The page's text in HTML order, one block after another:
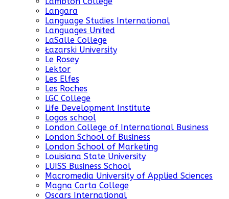
Langara
Language Studies International
Languages United
LaSalle College
Łazarski University
Le Rosey
Lektor
Les Elfes
Les Roches
LGC College
Life Development Institute
Logos school
London College of International Business
London School of Business
London School of Marketing
Louisiana State University
LUISS Business School
Macromedia University of Applied Sciences
Magna Carta College
Oscars International